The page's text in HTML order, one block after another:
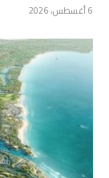
6 أغسطس، 2026